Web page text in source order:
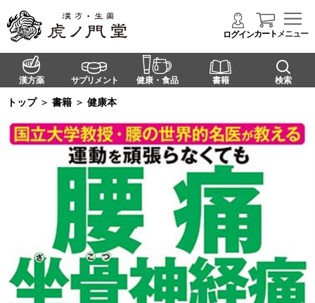
ログインカートメニュー
漢方薬 サプリメント 健康・食品 書籍 検索
トップ ＞ 書籍 ＞ 健康本